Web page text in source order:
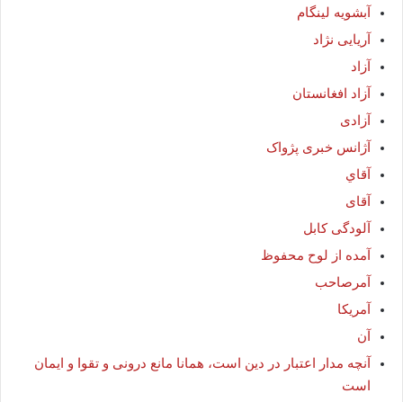
آبشویه لینگام
آریایی نژاد
آزاد
آزاد افغانستان
آزادی
آژانس خبرى پژواک
آقاي
آقای
آلودگی کابل
آمده از لوح محفوظ
آمرصاحب
آمريكا
آن
آنچه مدار اعتبار در دین است، همانا مانع درونی و تقوا و ایمان
است